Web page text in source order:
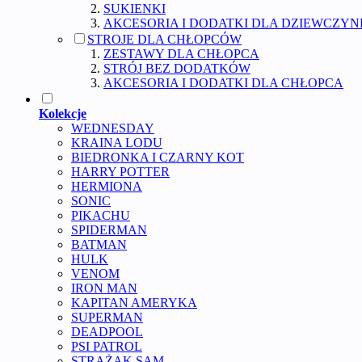
SUKIENKI
AKCESORIA I DODATKI DLA
STROJE DLA CHŁOPCÓW
ZESTAWY DLA CHŁOPCA
STRÓJ BEZ DODATKÓW
AKCESORIA I DODATKI DLA CHŁOPCA
Kolekcje
WEDNESDAY
KRAINA LODU
BIEDRONKA I CZARNY KOT
HARRY POTTER
HERMIONA
SONIC
PIKACHU
SPIDERMAN
BATMAN
HULK
VENOM
IRON MAN
KAPITAN AMERYKA
SUPERMAN
DEADPOOL
PSI PATROL